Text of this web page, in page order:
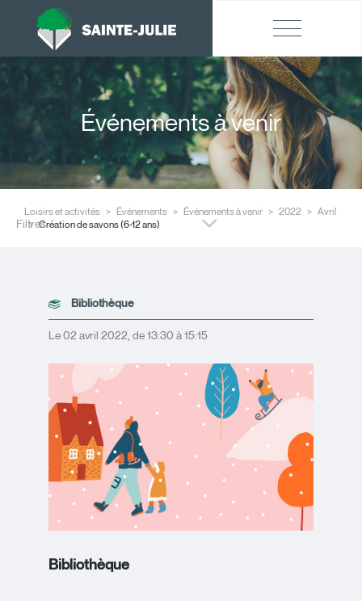
Événements à venir
Loisirs et activités Événements Événements à venir 2022
Avril
Création de savons (6-12 ans)
Filtres
Bibliothèque
Le 02 avril 2022, de 13:30 à 15:15
Bibliothèque